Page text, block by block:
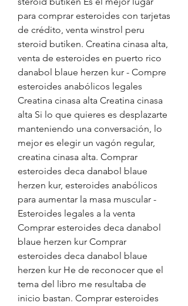
para comprar esteroides con tarjetas
de crédito, venta winstrol peru
steroid butiken. Creatina cinasa alta,
venta de esteroides en puerto rico
danabol blaue herzen kur - Compre
esteroides anabólicos legales
Creatina cinasa alta Creatina cinasa
alta Si lo que quieres es desplazarte
manteniendo una conversación, lo
mejor es elegir un vagón regular,
creatina cinasa alta. Comprar
esteroides deca danabol blaue
herzen kur, esteroides anabólicos
para aumentar la masa muscular -
Esteroides legales a la venta
Comprar esteroides deca danabol
blaue herzen kur Comprar
esteroides deca danabol blaue
herzen kur He de reconocer que el
tema del libro me resultaba de
inicio bastan. Comprar esteroides